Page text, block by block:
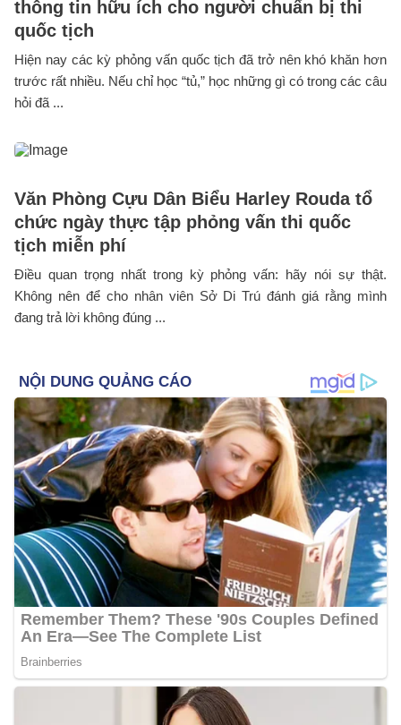
thông tin hữu ích cho người chuẩn bị thi
quốc tịch
Hiện nay các kỳ phỏng vấn quốc tịch đã trở nên khó khăn hơn
trước rất nhiều. Nếu chỉ học “tủ,” học những gì có trong các câu
hỏi đã ...
Văn Phòng Cựu Dân Biểu Harley Rouda tổ
chức ngày thực tập phỏng vấn thi quốc
tịch miễn phí
Điều quan trọng nhất trong kỳ phỏng vấn: hãy nói sự thật.
Không nên để cho nhân viên Sở Di Trú đánh giá rằng mình
đang trả lời không đúng ...